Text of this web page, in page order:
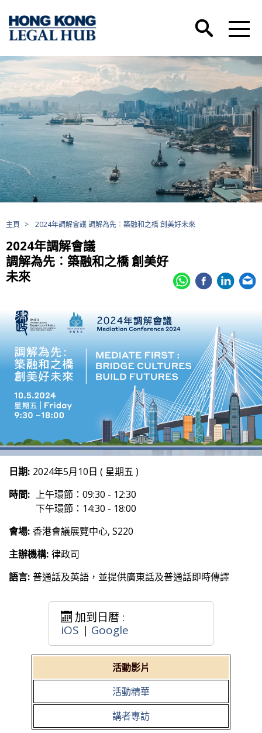
主頁 > 2024年調解會議 調解為先︰築融和之橋 創美好未來
2024年調解會議
調解為先︰築融和之橋 創美好
未來
日期: 2024年5月10日 ( 星期五 )
時間: 上午環節：09:30 - 12:30
下午環節：14:30 - 18:00
會場: 香港會議展覽中心, S220
主辦機構: 律政司
語言: 普通話及英語，並提供廣東話及普通話即時傳譯
加到日暦 :
iOS | Google
活動影片
活動精華
講者專訪